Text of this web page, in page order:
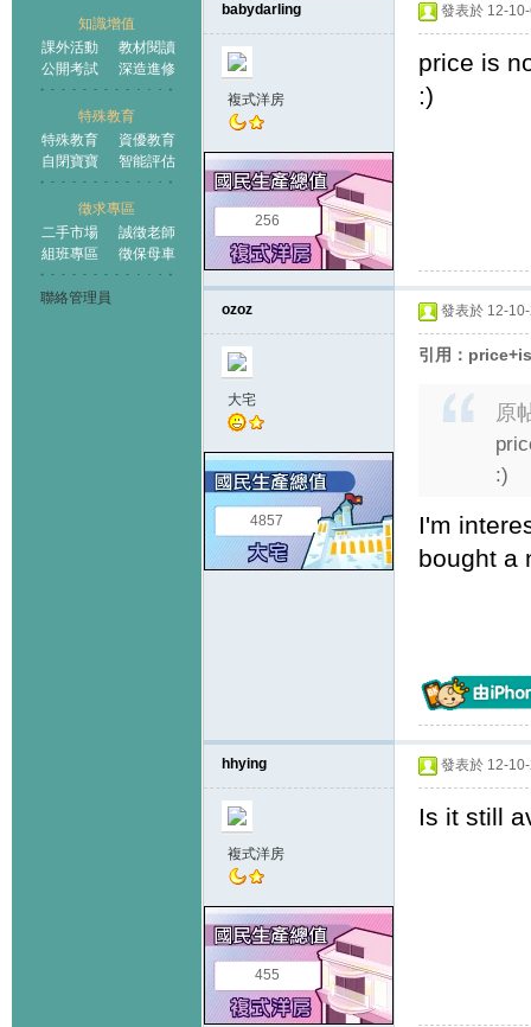
知識增值
課外活動
教材閱讀
公開考試
深造進修
特殊教育
特殊教育
資優教育
自閉寶寶
智能評估
徵求專區
二手市場
誠徵老師
組班專區
徵保母車
聯絡管理員
babydarling
複式洋房
256
發表於 12-
price is
:)
ozoz
大宅
4857
發表於 12-
引用：
原
:)
I'm
bought a
hhying
複式洋房
455
發表於 12-
Is it still